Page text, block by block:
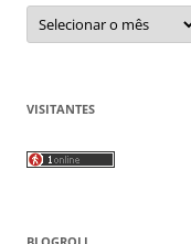
Arquivos
VISITANTES